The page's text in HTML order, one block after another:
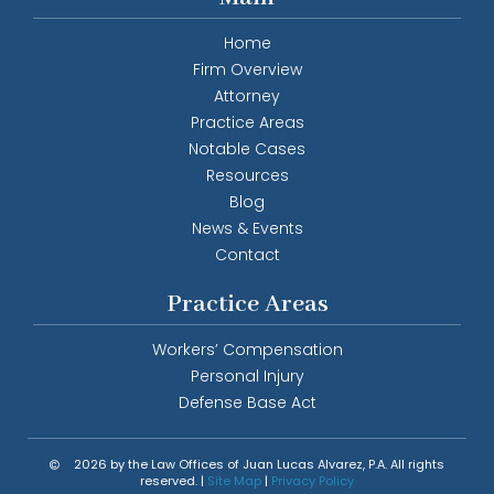
Home
Firm Overview
Attorney
Practice Areas
Notable Cases
Resources
Blog
News & Events
Contact
Practice Areas
Workers’ Compensation
Personal Injury
Defense Base Act
2026 by the Law Offices of Juan Lucas Alvarez, P.A. All rights
reserved. | Site Map | Privacy Policy